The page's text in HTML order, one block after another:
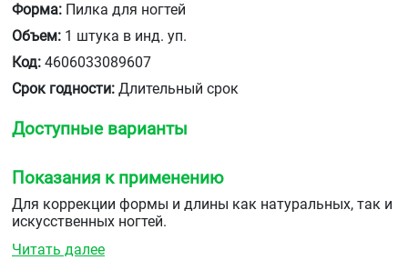
Форма: Пилка для ногтей
Объем: 1 штука в инд. уп.
Код: 4606033089607
Срок годности: Длительный срок
Доступные варианты
Показания к применению
Для коррекции формы и длины как натуральных, так и
искусственных ногтей.
Читать далее